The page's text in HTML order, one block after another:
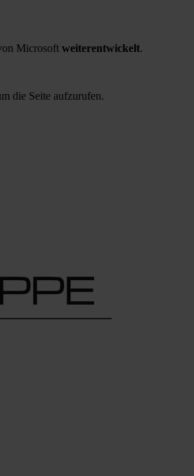
Microsoft weiterentwickelt.
die Seite aufzurufen.